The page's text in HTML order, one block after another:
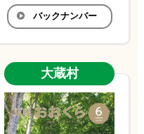
バックナンバー
大蔵村